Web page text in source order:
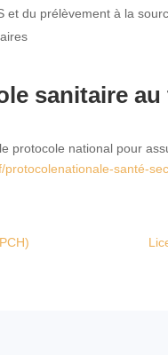
du prélèvement à la
sanitaire
protocole national pour
santé-